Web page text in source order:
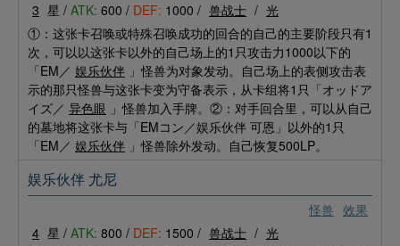
3 星 / ATK: 600 / DEF: 1000 / 兽战士 / 光
①：这张卡召唤或特殊召唤成功的回合的自己的主要阶段只有1
次，可以以这张卡以外的自己场上的1只攻击力1000以下的
「EM／ 娱乐伙伴 」怪兽为对象发动。自己场上的表侧攻击表
示的那只怪兽与这张卡变为守备表示，从卡组将1只「オッドア
イズ／ 异色眼 」怪兽加入手牌。②：对手回合里，可以从自己
的墓地将这张卡与「EMコン／娱乐伙伴 可恩」以外的1只
「EM／ 娱乐伙伴 」怪兽除外发动。自己恢复500LP。
怪兽 效果
娱乐伙伴 尤尼
4 星 / ATK: 800 / DEF: 1500 / 兽战士 / 光